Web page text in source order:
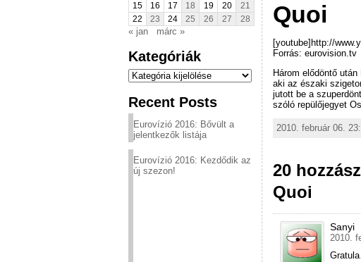
15
16 17 18 19 20
21
22
23 24 25 26 27 28
« jan márc »
Kategóriák
Kategóriák
Recent Posts
Eurovízió 2016: Bővült a
jelentkezők listája
Eurovízió 2016: Kezdődik az
új szezon!
Quoi
[youtube]http://
Forrás: eurovision.tv
Három elődöntő
aki az északi
jutott be a
szóló repülőjegyet
2010. február 06.
20
Quoi
Sanyi
2010.